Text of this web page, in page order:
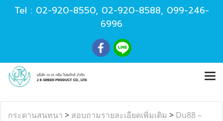
Tel : 02-920-8550, 02-920-8588, 099-246-
6996
กระดานสนทนา > สอบถามรายละเอียดเพิ่มเติม > Du88 –